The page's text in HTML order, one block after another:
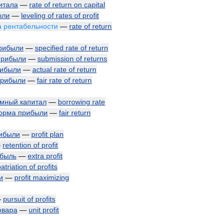
— rate of return on capital
— leveling of rates of profit
рентабельности — rate of return
— specified rate of return
— submission of returns
— actual rate of return
— fair rate of return
капитал — borrowing rate
прибыли — fair return
— profit plan
retention of profit
— extra profit
of profits
— profit maximizing
pursuit of profits
— unit profit